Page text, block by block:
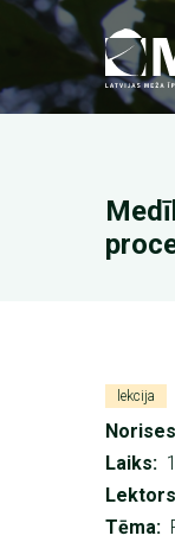
Pārlekt
saturu
lekcija
Laiks
Lektors
Tēma